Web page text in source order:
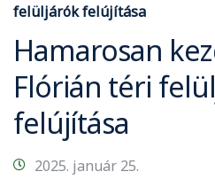
felüljárók felújítása
Hamarosan
Flórián téri
felújítása
2025. január 25.